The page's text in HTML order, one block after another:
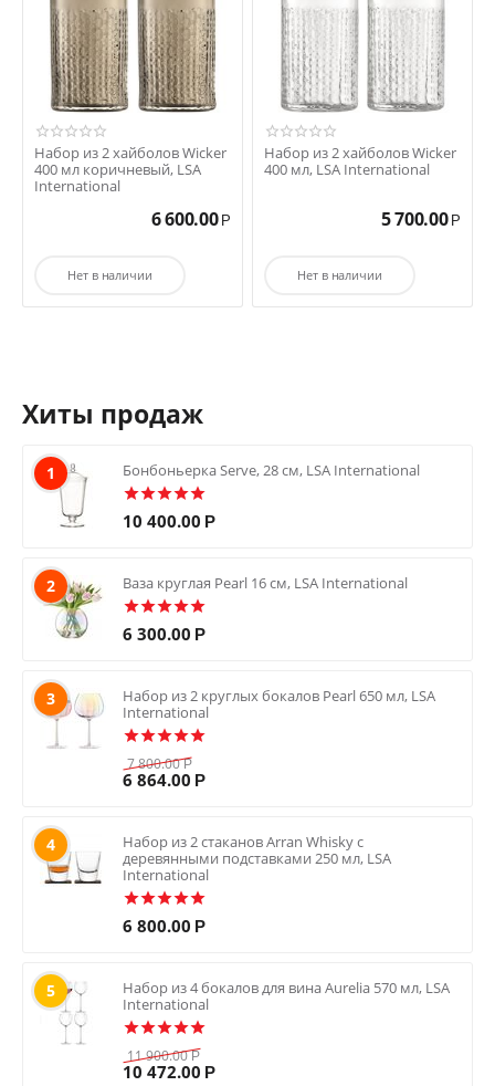
Набор из 2 хайболов Wicker
400 мл коричневый, LSA
International
6 600.00 Р
Нет в наличии
Набор из 2 хайболов Wicker
400 мл, LSA International
5 700.00 Р
Нет в наличии
Хиты продаж
1 Бонбоньерка Serve, 28 см, LSA International
10 400.00 Р
2 Ваза круглая Pearl 16 см, LSA International
6 300.00 Р
3
Набор из 2 круглых бокалов Pearl 650 мл, LSA
International
7 800.00 Р
6 864.00 Р
4
Набор из 2 стаканов Arran Whisky с
деревянными подставками 250 мл, LSA
International
6 800.00 Р
5
Набор из 4 бокалов для вина Aurelia 570 мл, LSA
International
11 900.00 Р
10 472.00 Р